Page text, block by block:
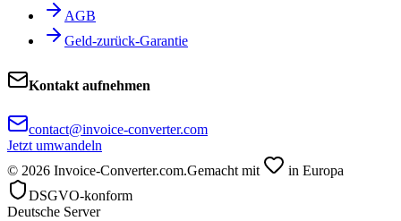
AGB
Geld-zurück-Garantie
Kontakt aufnehmen
contact@invoice-converter.com
Jetzt umwandeln
© 2026 Invoice-Converter.com.Gemacht mit
in Europa
DSGVO-konform
Deutsche Server